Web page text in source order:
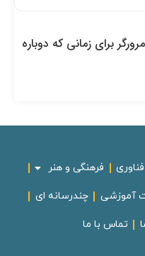
برای زمانی که دوباره
فرهنگی و هنر
چندرسانه ای
تماس با ما